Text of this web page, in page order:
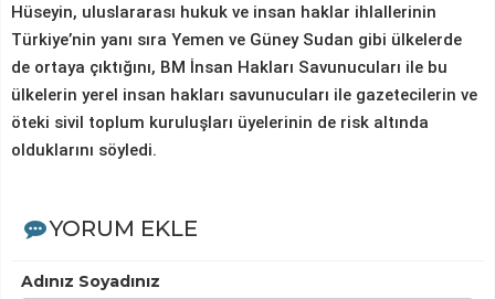
Hüseyin, uluslararası hukuk ve insan haklar ihlallerinin
Türkiye’nin yanı sıra Yemen ve Güney Sudan gibi ülkelerde
de ortaya çıktığını, BM İnsan Hakları Savunucuları ile bu
ülkelerin yerel insan hakları savunucuları ile gazetecilerin ve
öteki sivil toplum kuruluşları üyelerinin de risk altında
olduklarını söyledi.
YORUM EKLE
Adınız Soyadınız